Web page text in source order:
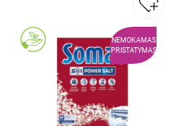
NEMOKAMAS
PRISTATYMAS